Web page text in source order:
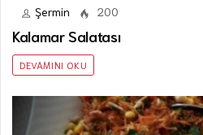
Şermin 200
Kalamar Salatası
DEVAMINI OKU